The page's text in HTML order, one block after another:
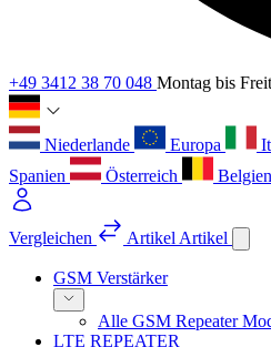
+49 3412 38 70 048 Montag bis
Niederlande Europa
Spanien
Österreich Belgien
Vergleichen Artikel Artikel
GSM Verstärker
Alle GSM Repeater
LTE REPEATER